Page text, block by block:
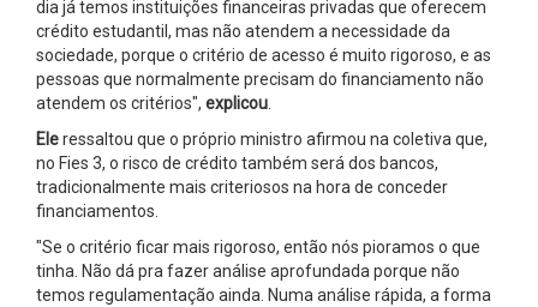
dia já temos instituições financeiras privadas que oferecem
crédito estudantil, mas não atendem a necessidade da
sociedade, porque o critério de acesso é muito rigoroso, e as
pessoas que normalmente precisam do financiamento não
atendem os critérios", explicou
Eleressaltou que o próprio ministro afirmou na coletiva que,
no Fies 3, o risco de crédito também será dos bancos,
tradicionalmente mais criteriosos na hora de conceder
financiamentos.
"Se o critério ficar mais rigoroso, então nós pioramos o que
tinha. Não dá pra fazer análise aprofundada porque não
temos regulamentação ainda. Numa análise rápida, a forma